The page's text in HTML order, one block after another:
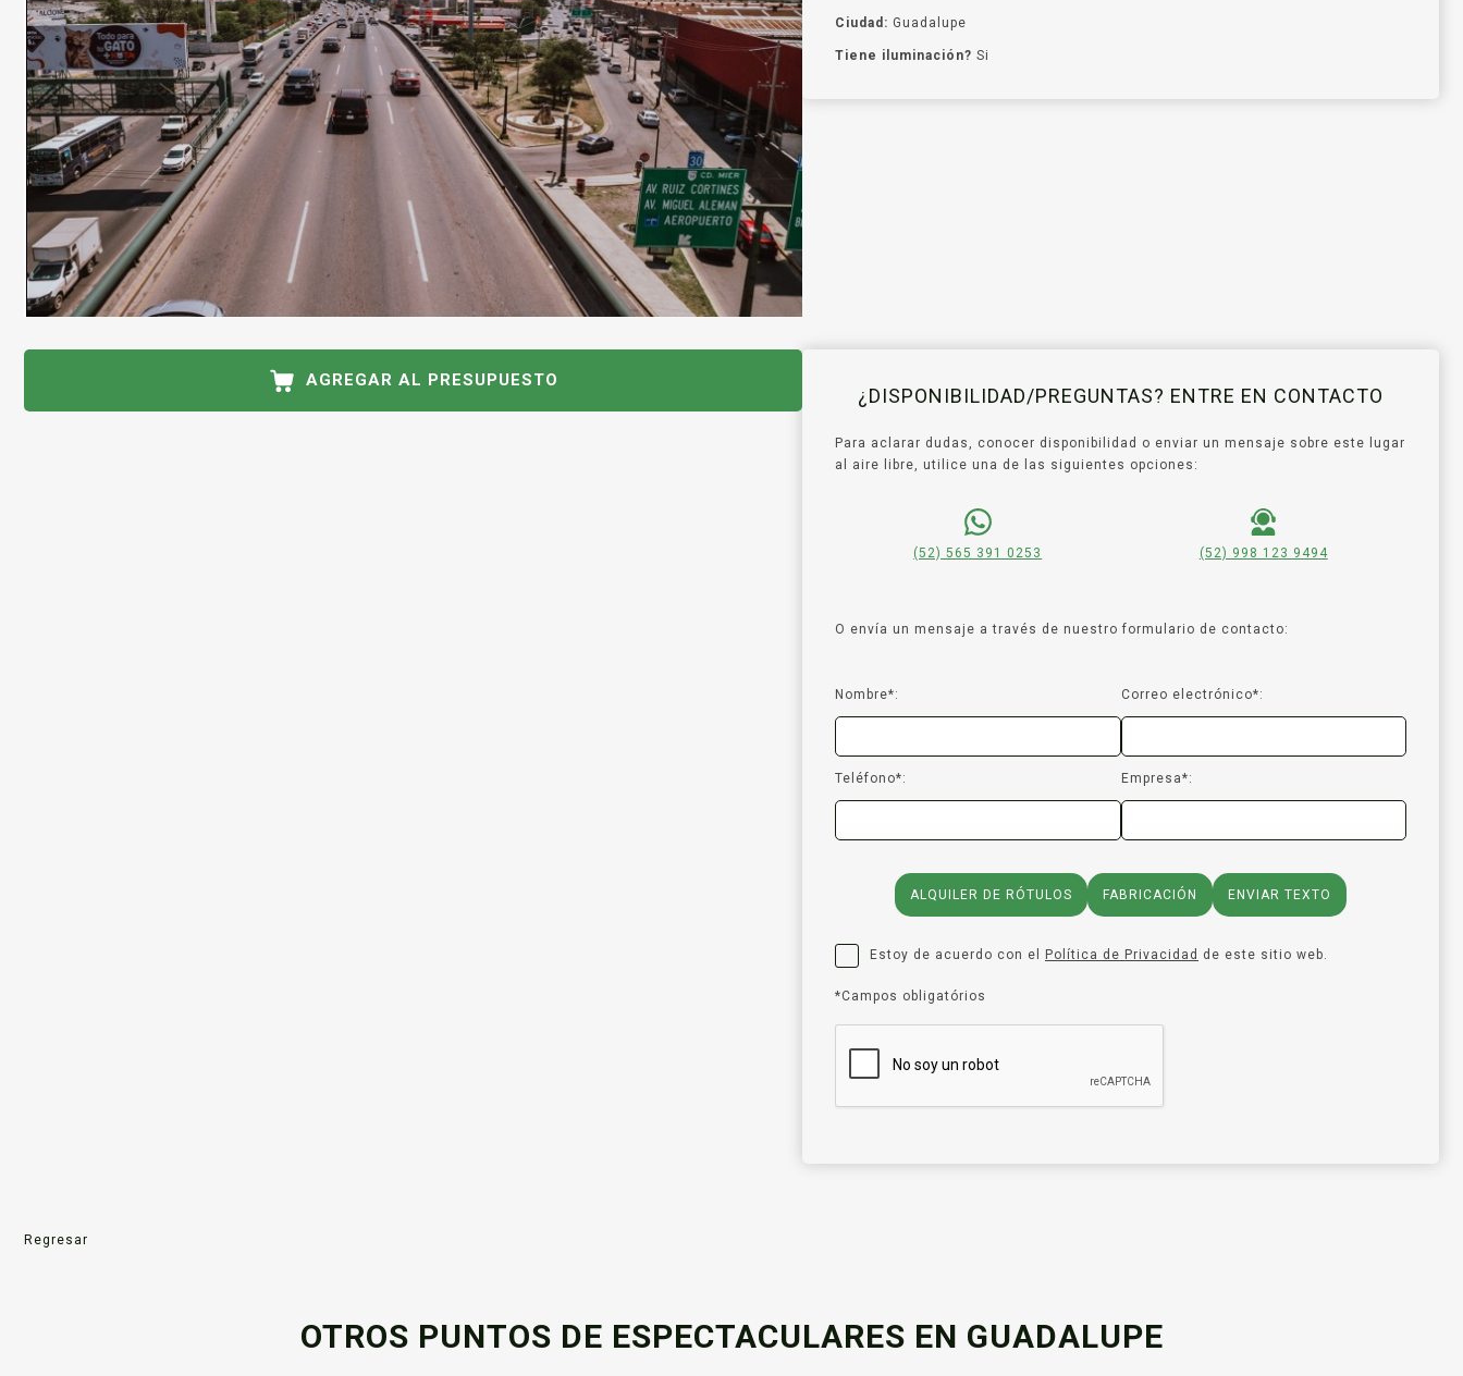
Ciudad: Guadalupe
Tiene iluminación? Si
AGREGAR AL PRESUPUESTO
¿DISPONIBILIDAD/PREGUNTAS? ENTRE EN CONTACTO
Para aclarar dudas, conocer disponibilidad o enviar un mensaje sobre este lugar
al aire libre, utilice una de las siguientes opciones:
(52) 565 391 0253 (52) 998 123 9494
O envía un mensaje a través de nuestro formulario de contacto:
Nombre*: Correo electrónico*:
Teléfono*: Empresa*:
ALQUILER DE RÓTULOS FABRICACIÓN ENVIAR TEXTO
Estoy de acuerdo con el Política de Privacidad de este sitio web.
*Campos obligatórios
Regresar
OTROS PUNTOS DE ESPECTACULARES EN GUADALUPE